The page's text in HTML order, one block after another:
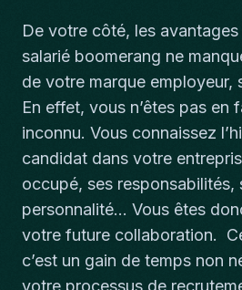
De votre côté, les
salarié boomerang ne
de votre marque employeur,
En effet, vous n’êtes pas en
inconnu. Vous connaissez
candidat dans votre
occupé, ses responsabilités,
personnalité… Vous êtes
votre future collaboration.
c’est un gain de temps non
votre processus de